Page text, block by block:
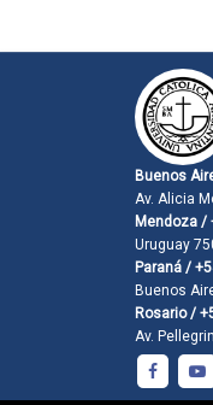
Buenos
Av. Alicia
Mendoza /
Uruguay
Paraná /
Buenos
Rosario /
Av.